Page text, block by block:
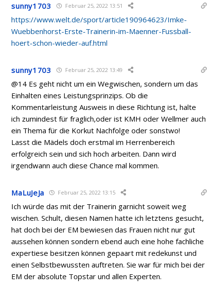
sunny1703 Februar 25, 2022 13:51
https://www.welt.de/sport/article190964623/Imke-
Wuebbenhorst-Erste-Trainerin-im-Maenner-Fussball-
hoert-schon-wieder-auf.html
sunny1703 Februar 25, 2022 13:49
@14 Es geht nicht um ein Wegwischen, sondern um das
Einhalten eines Leistungsprinzips. Ob die
Kommentarleistung Ausweis in diese Richtung ist, halte
ich zumindest für fraglich,oder ist KMH oder Wellmer auch
ein Thema für die Korkut Nachfolge oder sonstwo!
Lasst die Mädels doch erstmal im Herrenbereich
erfolgreich sein und sich hoch arbeiten. Dann wird
irgendwann auch diese Chance mal kommen.
MaLuJeJa Februar 25, 2022 13:15
Ich würde das mit der Trainerin garnicht soweit weg
wischen. Schult, diesen Namen hatte ich letztens gesucht,
hat doch bei der EM bewiesen das Frauen nicht nur gut
aussehen können sondern ebend auch eine hohe fachliche
expertiese besitzen können gepaart mit redekunst und
einen Selbstbewussten auftreten. Sie war für mich bei der
EM der absolute Topstar und allen Experten.